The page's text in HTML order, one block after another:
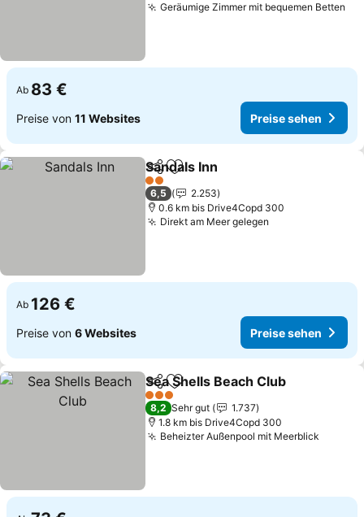
Geräumige Zimmer mit bequemen Betten
Ab 83 €
Preise von 11 Websites Preise sehen
TeilenZu Favoriten hinzufügen
Sandals Inn
2 Sterne
6,5
2.253
0.6 km bis Drive4Copd 300
Direkt am Meer gelegen
Ab 126 €
Preise von 6 Websites Preise sehen
TeilenZu Favoriten hinzufügen
Sea Shells Beach Club
3 Sterne
8,2 Sehr gut
1.737
1.8 km bis Drive4Copd 300
Beheizter Außenpool mit Meerblick